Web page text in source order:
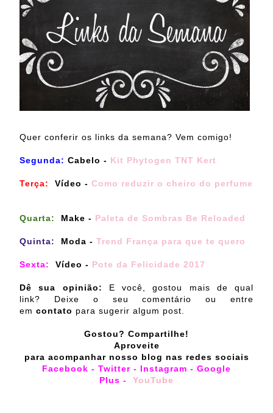
Quer conferir os links da semana? Vem comigo!
Segunda: Cabelo - Kit Phytogen TNT Kert
Terça: Vídeo - Como reduzir o cheiro do perfume
Quarta: Make - Paleta de Sombras Be Reloaded
Quinta: Moda - Trend França para que te quero
Sexta: Vídeo - Pote da Felicidade 2017
Dê sua opinião: E você, gostou mais de qual
link? Deixe o seu comentário ou entre
em contato para sugerir algum post.
Gostou? Compartilhe!
Aproveite
para acompanhar nosso blog nas redes sociais
Facebook - Twitter - Instagram - Google
Plus - YouTube